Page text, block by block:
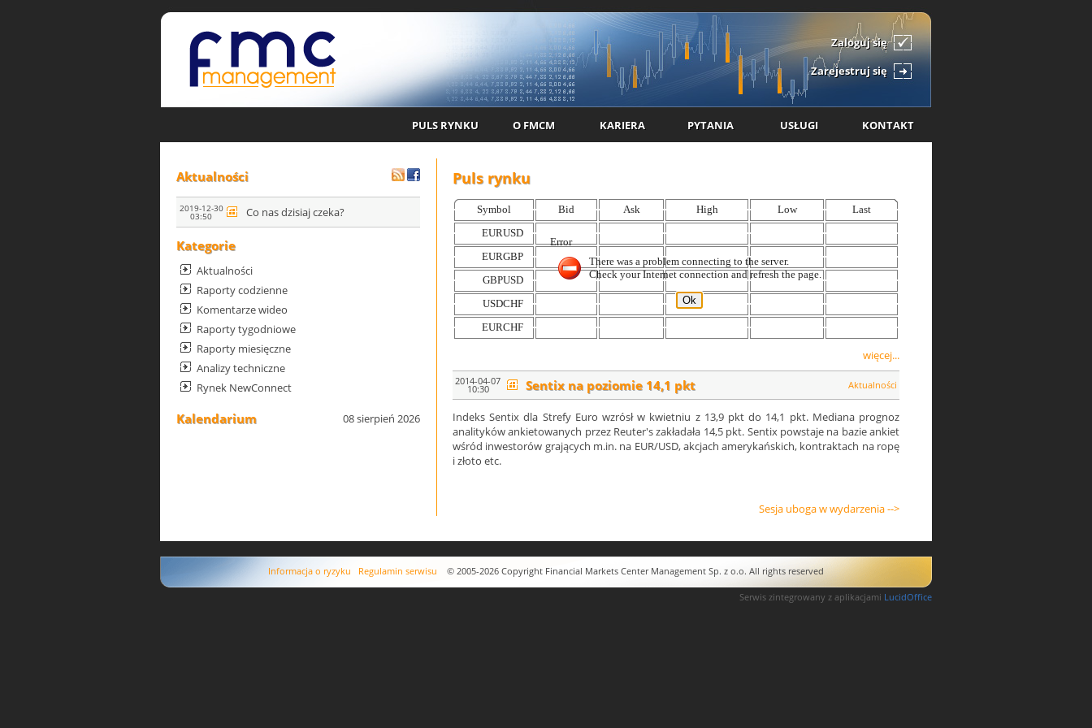
Zaloguj się
Zarejestruj się
PULS RYNKU O FMCM KARIERA PYTANIA USŁUGI KONTAKT
Aktualności
2019-12-30
03:50 Co nas dzisiaj czeka?
Kategorie
Aktualności
Raporty codzienne
Komentarze wideo
Raporty tygodniowe
Raporty miesięczne
Analizy techniczne
Rynek NewConnect
Kalendarium 08 sierpień 2026
Puls rynku
więcej...
2014-04-07
10:30 Sentix na poziomie 14,1 pkt Aktualności
Indeks Sentix dla Strefy Euro wzrósł w kwietniu z 13,9 pkt do 14,1 pkt. Mediana prognoz
analityków ankietowanych przez Reuter's zakładała 14,5 pkt. Sentix powstaje na bazie ankiet
wśród inwestorów grających m.in. na EUR/USD, akcjach amerykańskich, kontraktach na ropę
i złoto etc.
Sesja uboga w wydarzenia -->
Informacja o ryzyku Regulamin serwisu © 2005-2026 Copyright Financial Markets Center Management Sp. z o.o. All rights reserved
Serwis zintegrowany z aplikacjami LucidOffice